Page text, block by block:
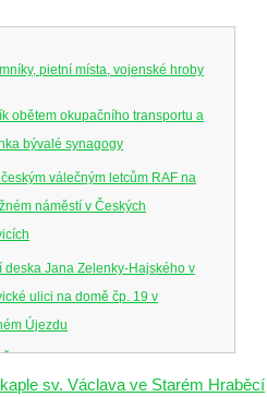
pietní místa, vojenské hroby
obětem okupačního transportu a
bývalé synagogy
válečným letcům RAF na
náměstí v Českých
deska Jana Zelenky-Hajského v
ulici na domě čp. 19 v
Újezdu
Újezdě
kaple sv. Václava ve Starém Hraběcí